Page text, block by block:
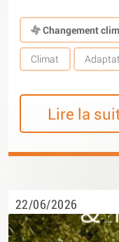
Changement
Climat
Lire la
22/06/2026